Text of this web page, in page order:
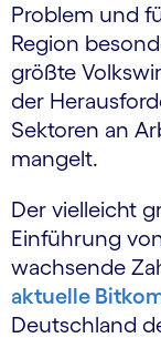
Problem und
Region
größte
der
Sektoren an
mangelt.
Der vielleicht
Einführung
wachsende
aktuelle
Deutschland